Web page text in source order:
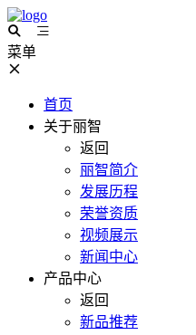
菜单
首页
关于丽智
返回
丽智简介
发展历程
荣誉资质
视频展示
新闻中心
产品中心
返回
新品推荐